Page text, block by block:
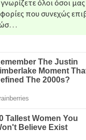
όλοι όσοι
που συνεχώς